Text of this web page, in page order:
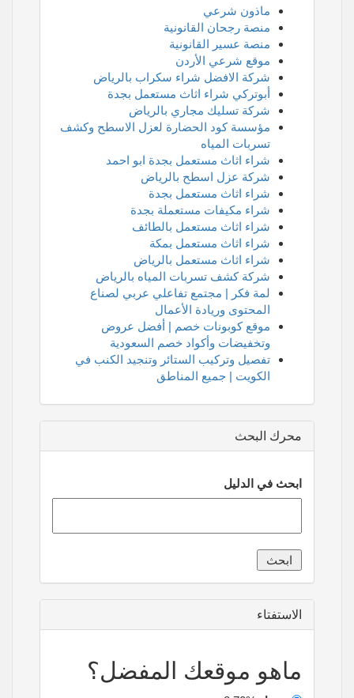
ماذون شرعي
منصة رجحان القانونية
منصة عسير القانونية
موقع شرعي الأردن
شركة الافضل شراء سكراب بالرياض
أبوتركي شراء اثاث مستعمل بجدة
شركة تسليك مجاري بالرياض
مؤسسة كود الحضارة لعزل الاسطح وكشف
تسربات المياه
شراء اثاث مستعمل بجدة ابو احمد
شركة عزل اسطح بالرياض
شراء اثاث مستعمل بجدة
شراء مكيفات مستعملة بجدة
شراء اثاث مستعمل بالطائف
شراء اثاث مستعمل بمكة
شراء اثاث مستعمل بالرياض
شركة كشف تسربات المياه بالرياض
لمة فكر | مجتمع تفاعلي عربي لصناع
المحتوى وريادة الأعمال
موقع كوبونات خصم | أفضل عروض
وتخفيضات وأكواد خصم السعودية
تفصيل وتركيب الستائر وتنجيد الكنب في
الكويت | جميع المناطق
محرك البحث
ابحث في الدليل
الاستفتاء
ماهو موقعك المفضل؟